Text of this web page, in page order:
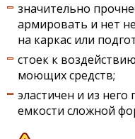
значительно
армировать и нет
на каркас или
стоек к
моющих средств;
эластичен и из
емкости сложной